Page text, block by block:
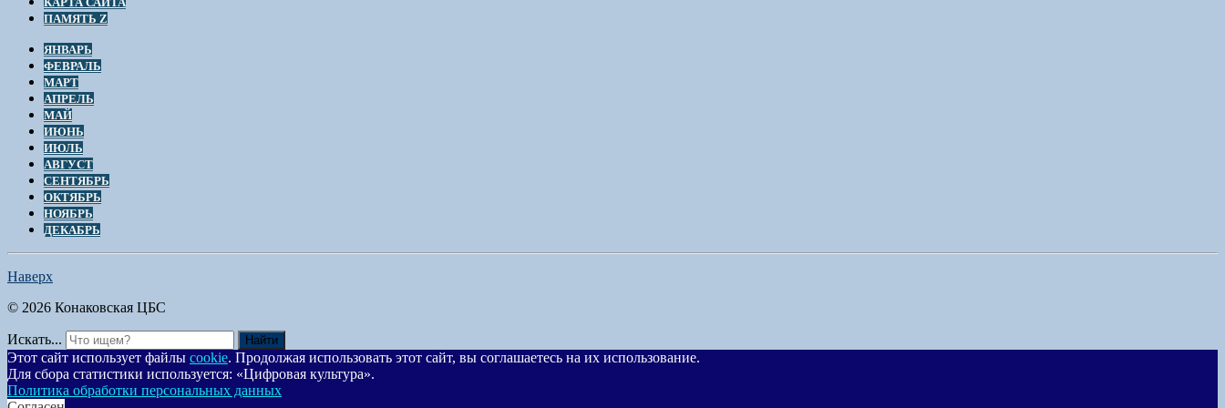
ПАМЯТЬ Z
ЯНВАРЬ
ФЕВРАЛЬ
МАРТ
АПРЕЛЬ
МАЙ
ИЮНЬ
ИЮЛЬ
АВГУСТ
СЕНТЯБРЬ
ОКТЯБРЬ
НОЯБРЬ
ДЕКАБРЬ
Наверх
© 2026 Конаковская ЦБС
Искать... Найти
Этот сайт использует файлы cookie. Продолжая использовать этот сайт, вы соглашаетесь на их использование.
Для сбора статистики используется: «Цифровая культура».
Политика обработки персональных данных